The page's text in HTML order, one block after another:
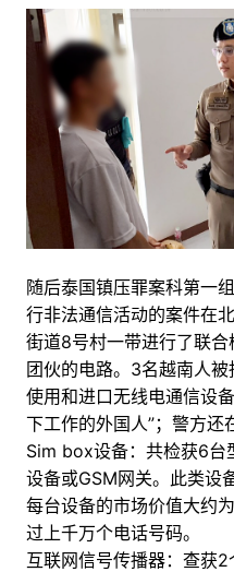
随后泰国镇压罪案科第一
行非法通信活动的案件在
街道8号村一带进行了联
团伙的电路。3名越南人被
使用和进口无线电通信设
下工作的外国人”；警方还
Sim box设备：共检获6
设备或GSM网关。此类设
每台设备的市场价值大约
过上千万个电话号码。
互联网信号传播器：查获